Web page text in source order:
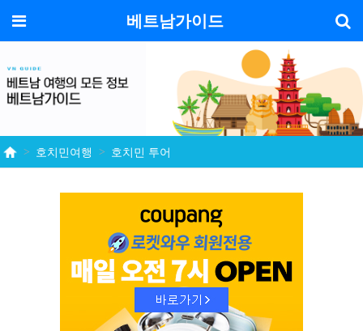
메뉴 베트남가이드
호치민여행 호치민 투어